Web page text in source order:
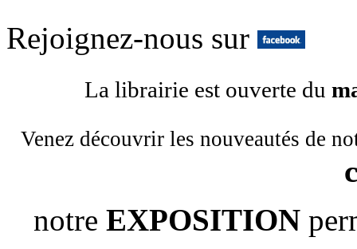
Rejoignez-nous sur
La librairie est ouverte du
Venez découvrir les nouveautés de
notre EXPOSITION